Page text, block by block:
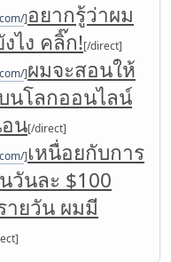
]อยากรู้ว่าผม
ไง คลิ๊ก![/direct]
]ผมจะสอนให้
นโลกออนไลน์
น[/direct]
]เหนื่อยกับการ
วันละ $100
ยวัน ผมมี